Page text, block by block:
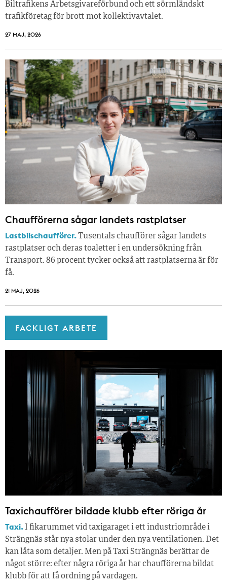
Biltrafikens Arbetsgivareförbund och ett sörmländskt
trafikföretag för brott mot kollektivavtalet.
27 MAJ, 2026
Chaufförerna sågar landets rastplatser
Lastbilschaufförer.Tusentals chaufförer sågar landets
rastplatser och deras toaletter i en undersökning från
Transport. 86 procent tycker också att rastplatserna är för
få.
21 MAJ, 2026
FACKLIGT ARBETE
Taxichaufförer bildade klubb efter röriga år
Taxi. I fikarummet vid taxigaraget i ett industriområde i
Strängnäs står nya stolar under den nya ventilationen. Det
kan låta som detaljer. Men på Taxi Strängnäs berättar de
något större: efter några röriga år har chaufförerna bildat
klubb för att få ordning på vardagen.